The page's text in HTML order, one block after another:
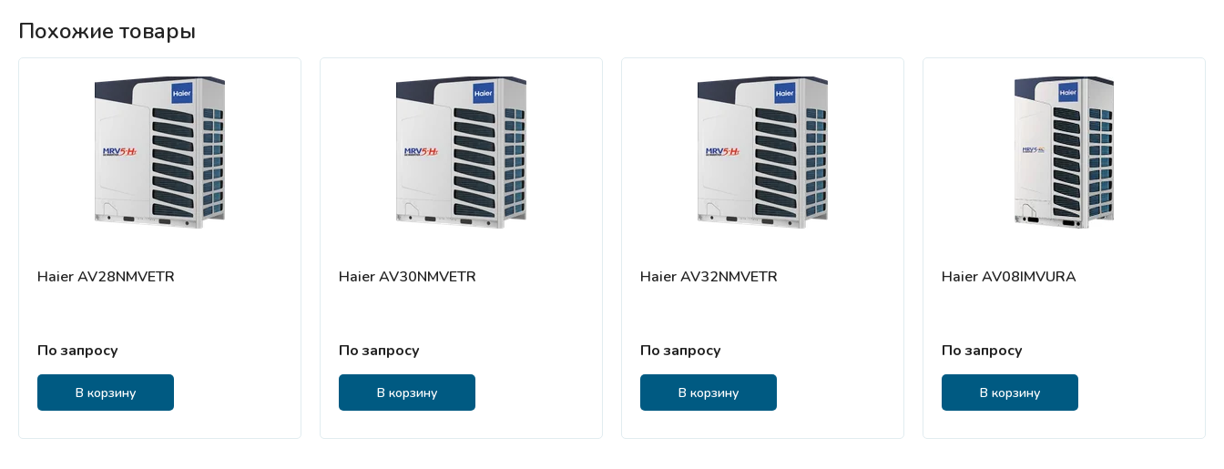
Похожие товары
Haier AV28NMVETR
По запросу
В корзину
Haier AV30NMVETR
По запросу
В корзину
Haier AV32NMVETR
По запросу
В корзину
Haier AV08IMVURA
По запросу
В корзину